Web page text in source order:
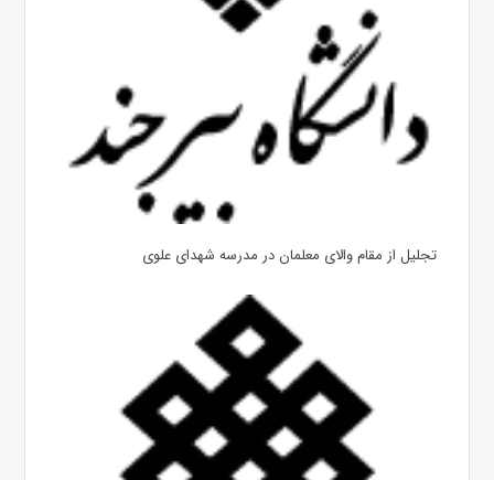
تجلیل از مقام والای معلمان در مدرسه شهدای علوی